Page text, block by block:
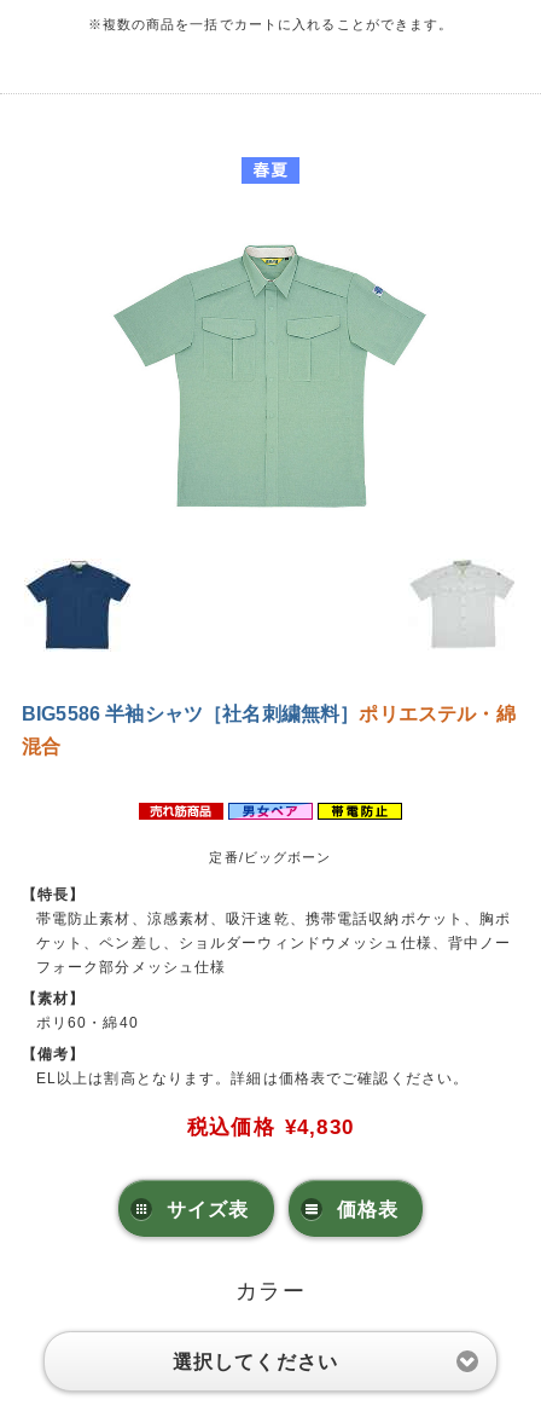
※複数の商品を一括でカートに入れることができます。
BIG5586 半袖シャツ［社名刺繍無料］ポリエステル・綿
混合
定番/ビッグボーン
【特長】
帯電防止素材、涼感素材、吸汗速乾、携帯電話収納ポケット、胸ポ
ケット、ペン差し、ショルダーウィンドウメッシュ仕様、背中ノー
フォーク部分メッシュ仕様
【素材】
ポリ60・綿40
【備考】
EL以上は割高となります。詳細は価格表でご確認ください。
税込価格 ¥4,830
サイズ表 価格表
カラー
選択してください